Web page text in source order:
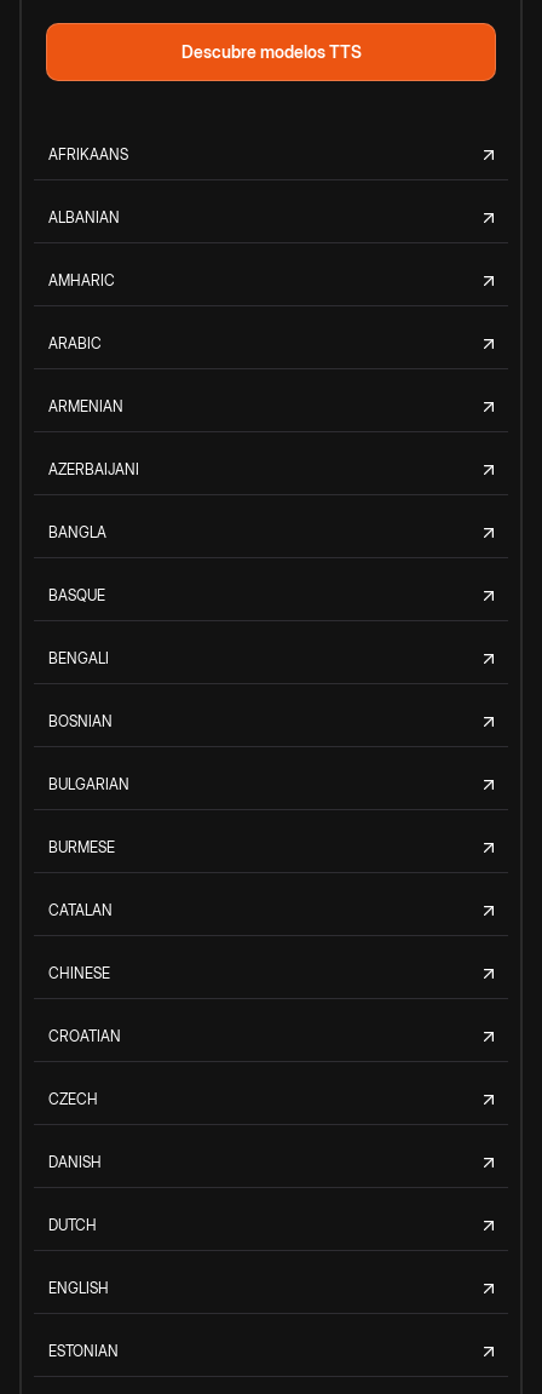
Descubre modelos TTS
AFRIKAANS
ALBANIAN
AMHARIC
ARABIC
ARMENIAN
AZERBAIJANI
BANGLA
BASQUE
BENGALI
BOSNIAN
BULGARIAN
BURMESE
CATALAN
CHINESE
CROATIAN
CZECH
DANISH
DUTCH
ENGLISH
ESTONIAN